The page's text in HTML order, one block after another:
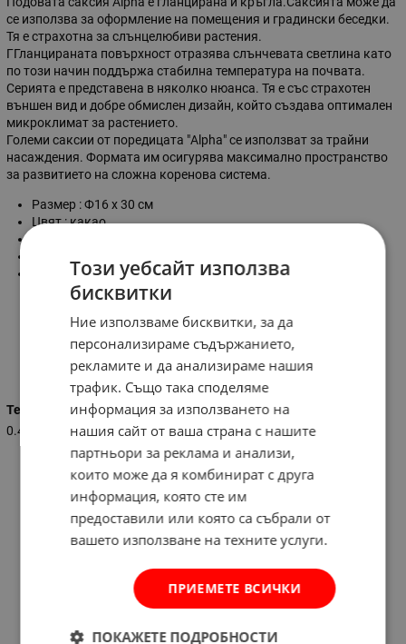
се използва за оформление на помещения и градински беседки.
Тя е страхотна за слънцелюбиви растения.
ГГланцираната повърхност отразява слънчевата светлина като
по този начин поддържа стабилна температура на почвата.
Серията е представена в няколко нюанса. Тя е със страхотен
външен вид и добре обмислен дизайн, който създава оптимален
микроклимат за растението.
Големи саксии от поредицата "Alpha" се използват за трайни
насаждения. Формата им осигурява максимално пространство
за развитието на сложна коренова система.
Размер : Ф16 x 30 см
Цвят : какао
Произход : Украйна
Характеристики
Тегло (кг.)
0.400
Този уебсайт използва
бисквитки
Ние използваме бисквитки, за да
персонализираме съдържанието,
рекламите и да анализираме нашия
трафик. Също така споделяме
информация за използването на
нашия сайт от ваша страна с нашите
партньори за реклама и анализи,
които може да я комбинират с друга
информация, която сте им
предоставили или която са събрали от
вашето използване на техните услуги.
ПРИЕМЕТЕ ВСИЧКИ
ПОКАЖЕТЕ ПОДРОБНОСТИ